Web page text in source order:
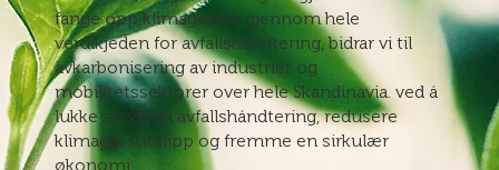
fange opp klimagasser gjennom hele
verdikjeden for avfallshåndtering, bidrar vi til
avkarbonisering av industrier og
mobilitetssektorer over hele Skandinavia. ved å
lukke sløyfen i avfallshåndtering, redusere
klimagassutslipp og fremme en sirkulær